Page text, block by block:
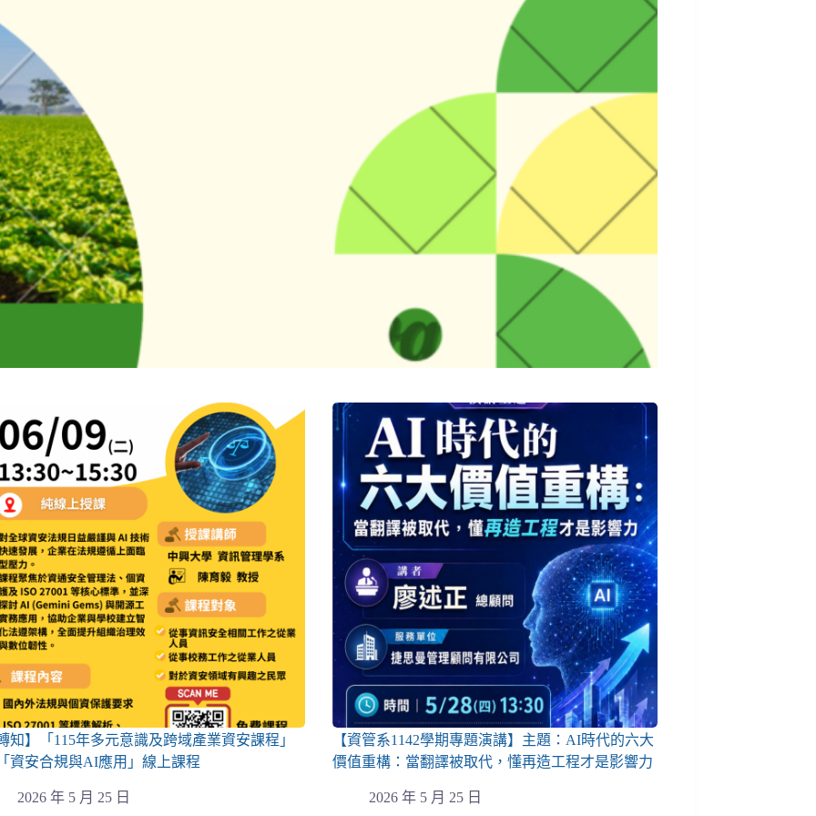
知】「115年多元意識及跨域產業資安課程」
資安合規與AI應用」線上課程
2026 年 5 月 25 日
【資管系1142學期專題演講】主題：AI時代的六大
價值重構：當翻譯被取代，懂再造工程才是影響力
2026 年 5 月 25 日